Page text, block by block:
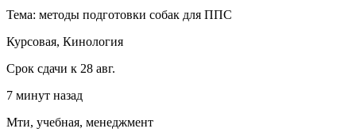
Тема: методы подготовки собак для ППС
Курсовая, Кинология
Срок сдачи к 28 авг.
7 минут назад
Мти, учебная, менеджмент